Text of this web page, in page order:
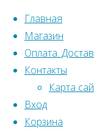
Перейти к
Главная
Магазин
Оплата.
Контакты
Карта
Вход
Корзина
Что искать: